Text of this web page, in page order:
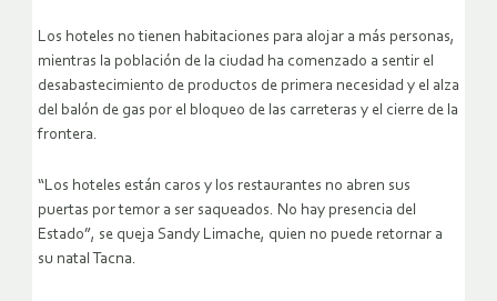
Los hoteles no tienen habitaciones para alojar a más personas,
mientras la población de la ciudad ha comenzado a sentir el
desabastecimiento de productos de primera necesidad y el alza
del balón de gas por el bloqueo de las carreteras y el cierre de la
frontera.
“Los hoteles están caros y los restaurantes no abren sus
puertas por temor a ser saqueados. No hay presencia del
Estado”, se queja Sandy Limache, quien no puede retornar a
su natal Tacna.